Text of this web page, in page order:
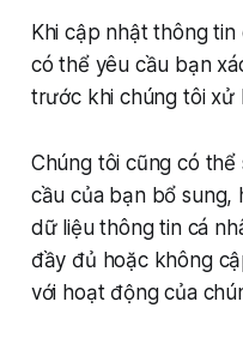
Khi cập nhật thông
có thể yêu cầu bạn
trước khi chúng tôi xử
Chúng tôi cũng có
cầu của bạn bổ sung,
dữ liệu thông tin cá
đầy đủ hoặc không
với hoạt động của